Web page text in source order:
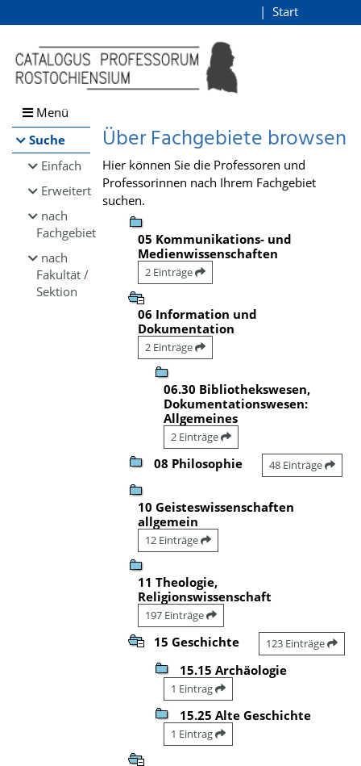
Browsen
direkt zum Inhalt
Start
Menü
Suche
Einfach
Erweitert
nach
Fachgebiet
nach
Fakultät /
Sektion
Über Fachgebiete browsen
Hier können Sie die Professoren und
Professorinnen nach Ihrem Fachgebiet
suchen.
05 Kommunikations- und
Medienwissenschaften
2 Einträge
06 Information und
Dokumentation
2 Einträge
06.30 Bibliothekswesen,
Dokumentationswesen:
Allgemeines
2 Einträge
08 Philosophie 48 Einträge
10 Geisteswissenschaften
allgemein
12 Einträge
11 Theologie,
Religionswissenschaft
197 Einträge
15 Geschichte 123 Einträge
15.15 Archäologie
1 Eintrag
15.25 Alte Geschichte
1 Eintrag